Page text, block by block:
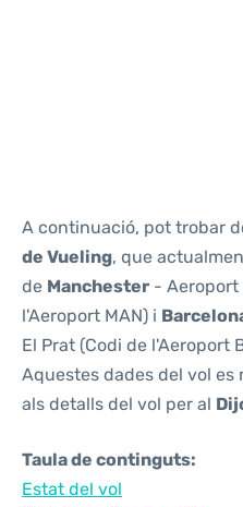
A continuació, pot trobar
de Vueling, que
de Manchester - Aeroport
l'Aeroport MAN) i
El Prat (Codi de l'Aeroport
Aquestes dades del vol
als detalls del vol per al
Taula de continguts:
Estat del vol